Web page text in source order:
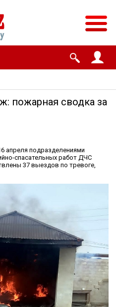
пожарная сводка за
апреля подразделениями
спасательных работ ДЧС
37 выездов по тревоге,